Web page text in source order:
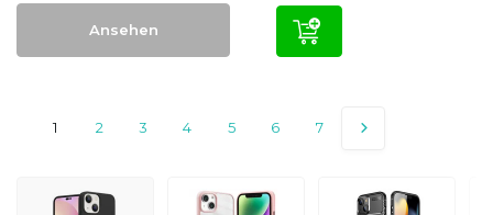
Ansehen
1 2 3 4 5 6 7